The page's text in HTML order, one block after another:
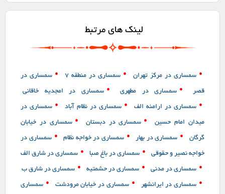
لینک های مرتبط
• سمساری در مرکز تهران • سمساری در منطقه 7 • سمساری در
قصر • سمساری در مطهری • سمساری در امجدیه خاقانی
• سمساری در ارامنه الف • سمساری در نظام آباد • سمساری در
میدان امام حسین • سمساری در دبستان • سمساری در خیابان
گرگان • سمساری در بهار • سمساری در خواجه نظام • سمساری در
خواجه نصیر و حقوقی • سمساری در باغ صبا • سمساری در شارق الف
• سمساری در مدنی • سمساری در حشمتیه • سمساری در شارق ب
• سمساری در ایرانشهر • سمساری در خیابان مرودشت • سمساری